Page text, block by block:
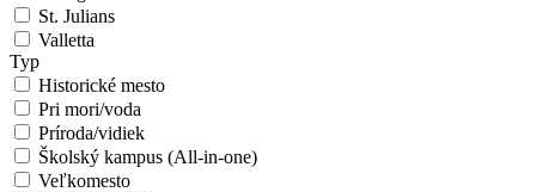
St. Julians
Valletta
Typ
Historické mesto
Pri mori/voda
Príroda/vidiek
Školský kampus (All-in-one)
Veľkomesto